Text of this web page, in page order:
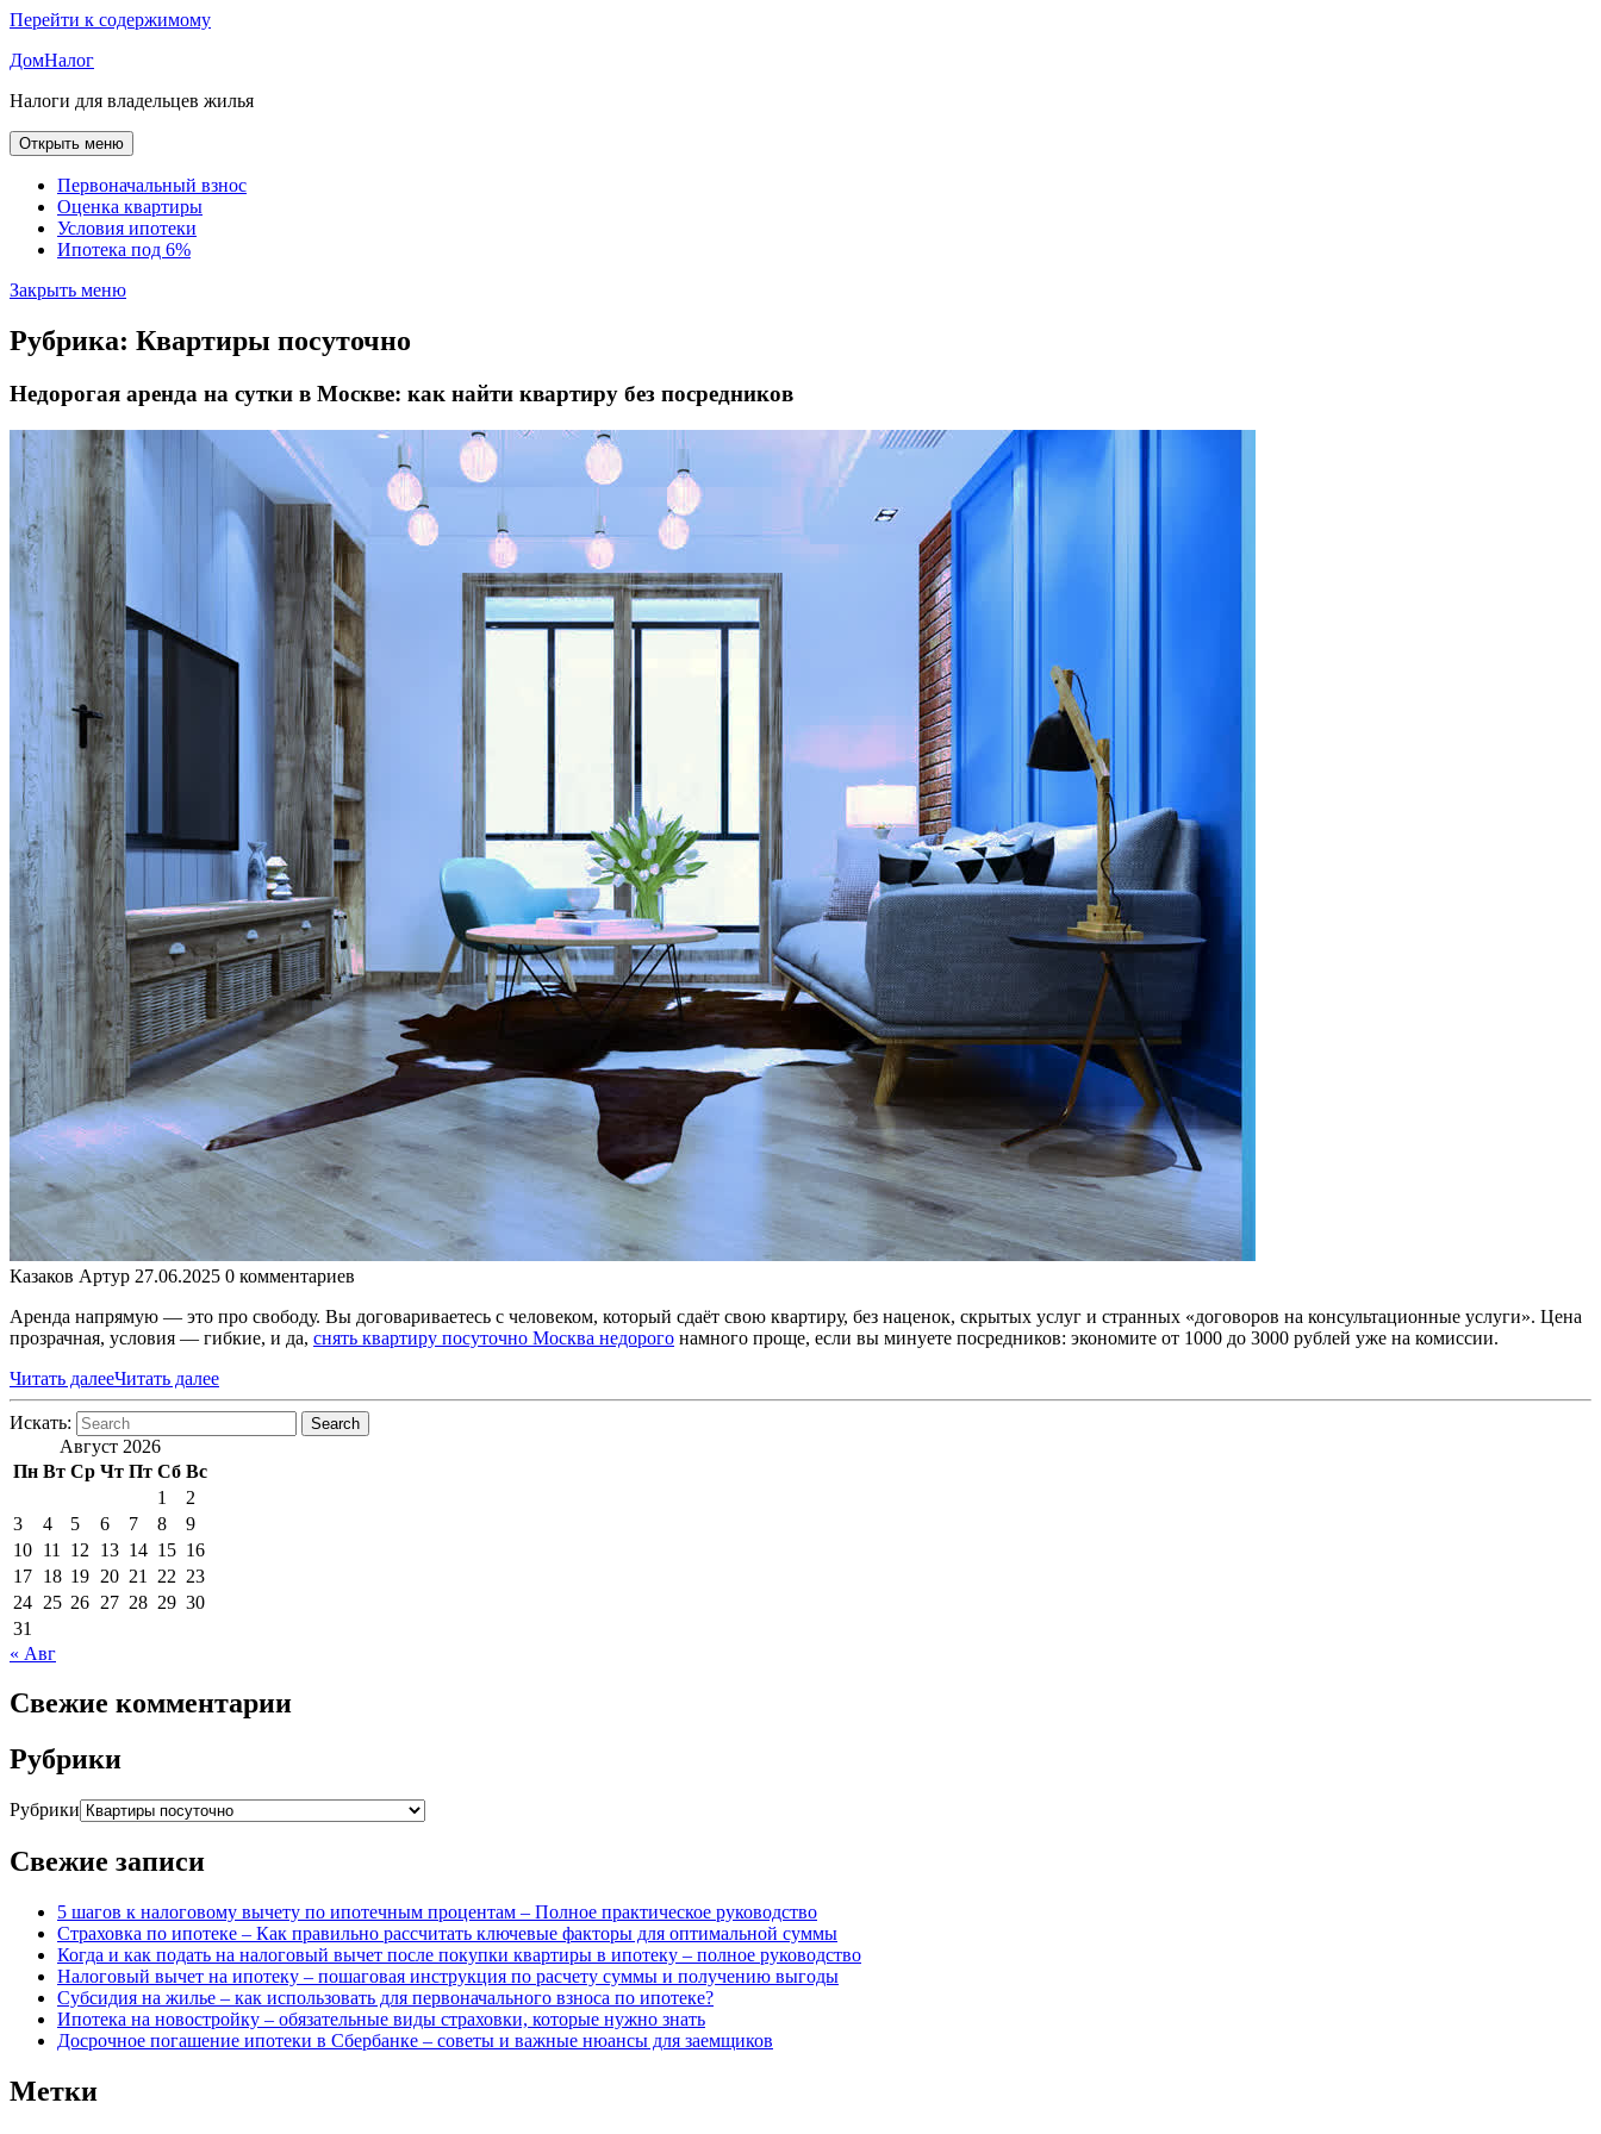
Перейти к содержимому
ДомНалог
Налоги для владельцев жилья
Открыть меню
Первоначальный взнос
Оценка квартиры
Условия ипотеки
Ипотека под 6%
Закрыть меню
Рубрика: Квартиры посуточно
Недорогая аренда на сутки в Москве: как найти квартиру без посредников
Казаков Артур 27.06.2025 0 комментариев
Аренда напрямую — это про свободу. Вы договариваетесь с человеком, который сдаёт свою квартиру, без наценок, скрытых услуг и странных «договоров на консультационные услуги». Цена
прозрачная, условия — гибкие, и да, снять квартиру посуточно Москва недорого намного проще, если вы минуете посредников: экономите от 1000 до 3000 рублей уже на комиссии.
Читать далееЧитать далее
Искать: Search
Август 2026
Пн Вт Ср Чт Пт Сб Вс
1
2
3
4 5 6 7 8
9
10 11 12 13 14 15 16
17 18 19 20 21 22 23
24 25 26 27 28 29 30
31
« Авг
Свежие комментарии
Рубрики
Рубрики
Свежие записи
5 шагов к налоговому вычету по ипотечным процентам – Полное практическое руководство
Страховка по ипотеке – Как правильно рассчитать ключевые факторы для оптимальной суммы
Когда и как подать на налоговый вычет после покупки квартиры в ипотеку – полное руководство
Налоговый вычет на ипотеку – пошаговая инструкция по расчету суммы и получению выгоды
Субсидия на жилье – как использовать для первоначального взноса по ипотеке?
Ипотека на новостройку – обязательные виды страховки, которые нужно знать
Досрочное погашение ипотеки в Сбербанке – советы и важные нюансы для заемщиков
Метки